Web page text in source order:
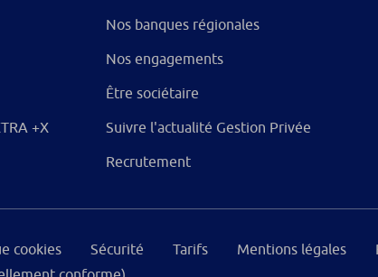
+X
Nos banques régionales
Nos engagements
Être sociétaire
Suivre l'actualité Gestion Privée
Recrutement
cookies Sécurité Tarifs Mentions légales